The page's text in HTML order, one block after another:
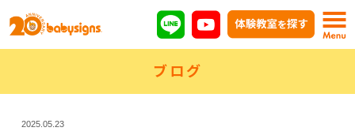
ブログ
2025.05.23